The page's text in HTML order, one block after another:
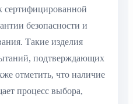
сертифицированной
безопасности и
Такие изделия
подтверждающих
отметить, что наличие
процесс выбора,